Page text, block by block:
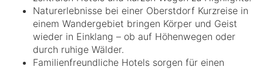
Naturerlebnisse bei einer Oberstdorf Kurzreise in
einem Wandergebiet bringen Körper und Geist
wieder in Einklang – ob auf Höhenwegen oder
durch ruhige Wälder.
Familienfreundliche Hotels sorgen für einen